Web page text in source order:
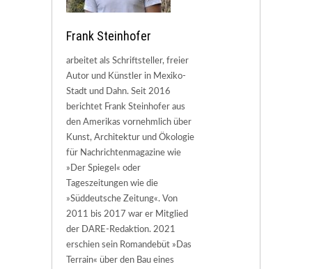
Frank Steinhofer
arbeitet als Schriftsteller, freier
Autor und Künstler in Mexiko-
Stadt und Dahn. Seit 2016
berichtet Frank Steinhofer aus
den Amerikas vornehmlich über
Kunst, Architektur und Ökologie
für Nachrichtenmagazine wie
»Der Spiegel« oder
Tageszeitungen wie die
»Süddeutsche Zeitung«. Von
2011 bis 2017 war er Mitglied
der DARE-Redaktion. 2021
erschien sein Romandebüt »Das
Terrain« über den Bau eines